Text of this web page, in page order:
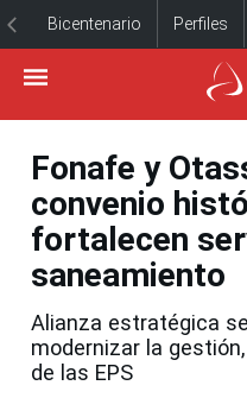
Bicentenario Perfiles
Fonafe y
convenio
fortalecen
saneamiento
Alianza estratégica
modernizar la
de las EPS